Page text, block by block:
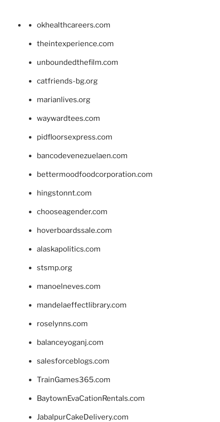
okhealthcareers.com
theintexperience.com
unboundedthefilm.com
catfriends-bg.org
marianlives.org
waywardtees.com
pidfloorsexpress.com
bancodevenezuelaen.com
bettermoodfoodcorporation.com
hingstonnt.com
chooseagender.com
hoverboardssale.com
alaskapolitics.com
stsmp.org
manoelneves.com
mandelaeffectlibrary.com
roselynns.com
balanceyoganj.com
salesforceblogs.com
TrainGames365.com
BaytownEvaCationRentals.com
JabalpurCakeDelivery.com